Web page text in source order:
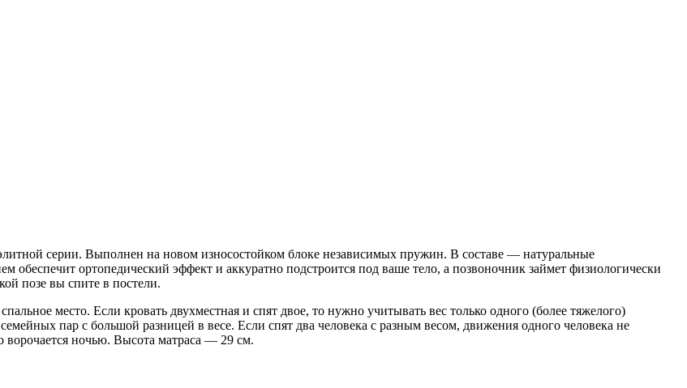
серии. Выполнен на новом износостойком блоке независимых пружин. В составе — натуральные
обеспечит ортопедический эффект и аккуратно подстроится под ваше тело, а позвоночник займет физиологически
позе вы спите в постели.
место. Если кровать двухместная и спят двое, то нужно учитывать вес только одного (более тяжелого)
пар с большой разницей в весе. Если спят два человека с разным весом, движения одного человека не
ворочается ночью. Высота матраса — 29 см.